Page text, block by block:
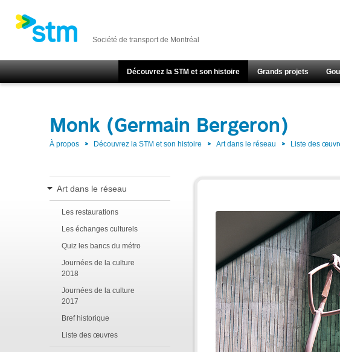
Société de transport de Montréal
Découvrez la STM et son histoire Grands projets
Monk (Germain Bergeron)
À propos Découvrez la STM et son histoire Art dans le réseau Liste des
Art dans le réseau
Les restaurations
Les échanges culturels
Quiz les bancs du métro
Journées de la culture
2018
Journées de la culture
2017
Bref historique
Liste des œuvres